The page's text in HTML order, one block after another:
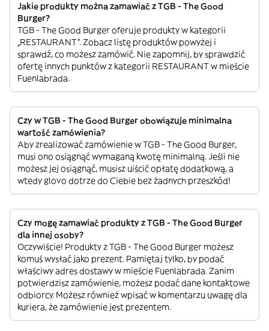
Jakie produkty można zamawiać z TGB - The Good
Burger?
TGB - The Good Burger oferuje produkty w kategorii
„RESTAURANT”. Zobacz listę produktów powyżej i
sprawdź, co możesz zamówić. Nie zapomnij, by sprawdzić
ofertę innych punktów z kategorii RESTAURANT w mieście
Fuenlabrada.
Czy w TGB - The Good Burger obowiązuje minimalna
wartość zamówienia?
Aby zrealizować zamówienie w TGB - The Good Burger,
musi ono osiągnąć wymaganą kwotę minimalną. Jeśli nie
możesz jej osiągnąć, musisz uiścić opłatę dodatkową, a
wtedy glovo dotrze do Ciebie bez żadnych przeszkód!
Czy mogę zamawiać produkty z TGB - The Good Burger
dla innej osoby?
Oczywiście! Produkty z TGB - The Good Burger możesz
komuś wysłać jako prezent. Pamiętaj tylko, by podać
właściwy adres dostawy w mieście Fuenlabrada. Zanim
potwierdzisz zamówienie, możesz podać dane kontaktowe
odbiorcy. Możesz również wpisać w komentarzu uwagę dla
kuriera, że zamówienie jest prezentem.